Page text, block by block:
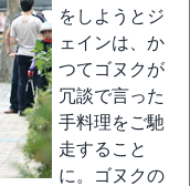
をしようとジ
ェインは、か
つてゴヌクが
冗談で言った
手料理をご馳
走すること
に。ゴヌクの